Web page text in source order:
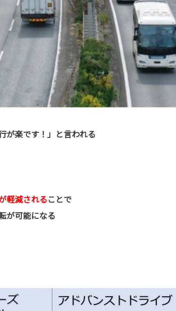
が楽です！」と言われる
軽減されることで
が可能になる